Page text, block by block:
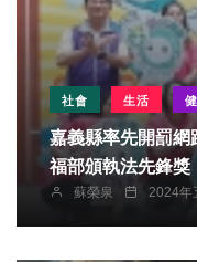
社會 生活
嘉義縣率先開罰
福部頒執法先鋒獎
蘇榮泉 2024年